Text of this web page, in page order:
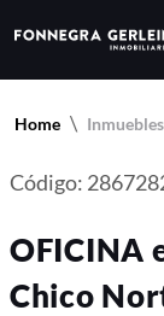
Home Inmuebles
Código:
OFICINA
Chico